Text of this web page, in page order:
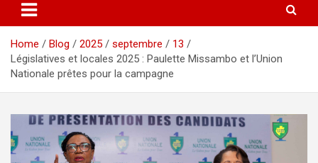
Home Blog 2025 septembre
13
Législatives et locales 2025 : Paulette Missambo et l’Union
Nationale prêtes pour la campagne